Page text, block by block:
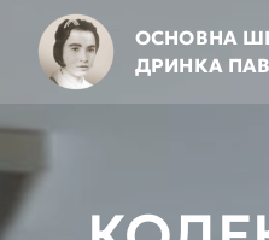
content
ОСНОВНА
ДРИНКА